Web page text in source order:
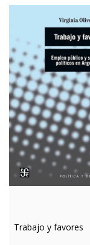
Trabajo y favores